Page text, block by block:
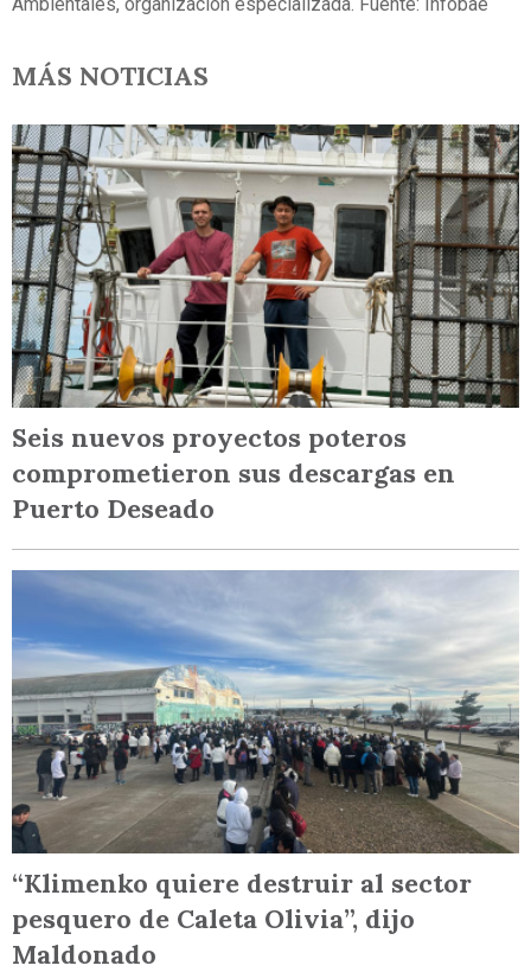
MÁS NOTICIAS
Seis nuevos proyectos poteros
comprometieron sus descargas en
Puerto Deseado
“Klimenko quiere destruir al sector
pesquero de Caleta Olivia”, dijo
Maldonado